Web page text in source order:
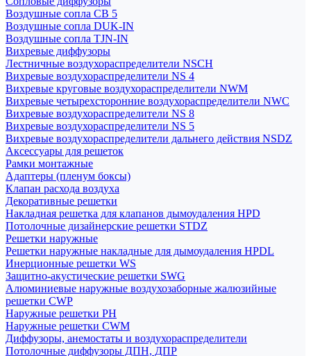
Воздушные сопла СВ 5
Воздушные сопла DUK-IN
Воздушные сопла TJN-IN
Вихревые диффузоры
Лестничные воздухораспределители NSCH
Вихревые воздухораспределители NS 4
Вихревые круговые воздухораспределители NWM
Вихревые четырехсторонние воздухораспределители NWC
Вихревые воздухораспределители NS 8
Вихревые воздухораспределители NS 5
Вихревые воздухораспределители дальнего действия NSDZ
Аксессуары для решеток
Рамки монтажные
Адаптеры (пленум боксы)
Клапан расхода воздуха
Декоративные решетки
Накладная решетка для клапанов дымоудаления HPD
Потолочные дизайнерские решетки STDZ
Решетки наружные
Решетки наружные накладные для дымоудаления HPDL
Инерционные решетки WS
Защитно-акустические решетки SWG
Алюминиевые наружные воздухозаборные жалюзийные
решетки CWP
Наружные решетки РН
Наружные решетки CWM
Диффузоры, анемостаты и воздухораспределители
Потолочные диффузоры ДПН, ДПР